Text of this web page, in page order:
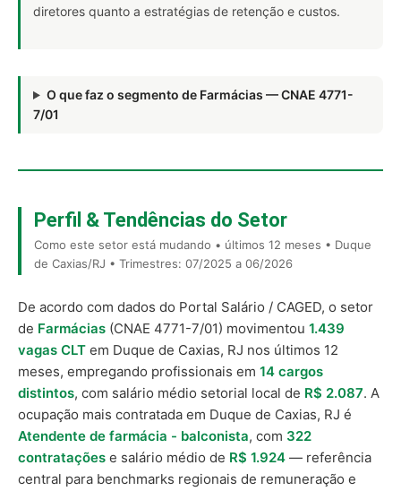
diretores quanto a estratégias de retenção e custos.
O que faz o segmento de Farmácias — CNAE 4771-
7/01
Perfil & Tendências do Setor
Como este setor está mudando • últimos 12 meses • Duque
de Caxias/RJ • Trimestres: 07/2025 a 06/2026
De acordo com dados do Portal Salário / CAGED, o setor
de Farmácias (CNAE 4771-7/01) movimentou 1.439
vagas CLT em Duque de Caxias, RJ nos últimos 12
meses, empregando profissionais em 14 cargos
distintos, com salário médio setorial local de R$ 2.087. A
ocupação mais contratada em Duque de Caxias, RJ é
Atendente de farmácia - balconista, com 322
contratações e salário médio de R$ 1.924 — referência
central para benchmarks regionais de remuneração e